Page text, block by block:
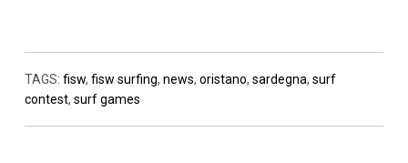
TAGS: fisw, fisw surfing, news, oristano, sardegna, surf
contest, surf games